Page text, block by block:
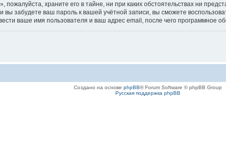
храните его в тайне, ни при каких обстоятельствах ни
вы забудете ваш пароль к вашей учётной записи, вы сможете
ваше имя пользователя и ваш адрес email, после чего программное
Создано на основе phpBB® Forum Software © phpBB Group
Русская поддержка phpBB